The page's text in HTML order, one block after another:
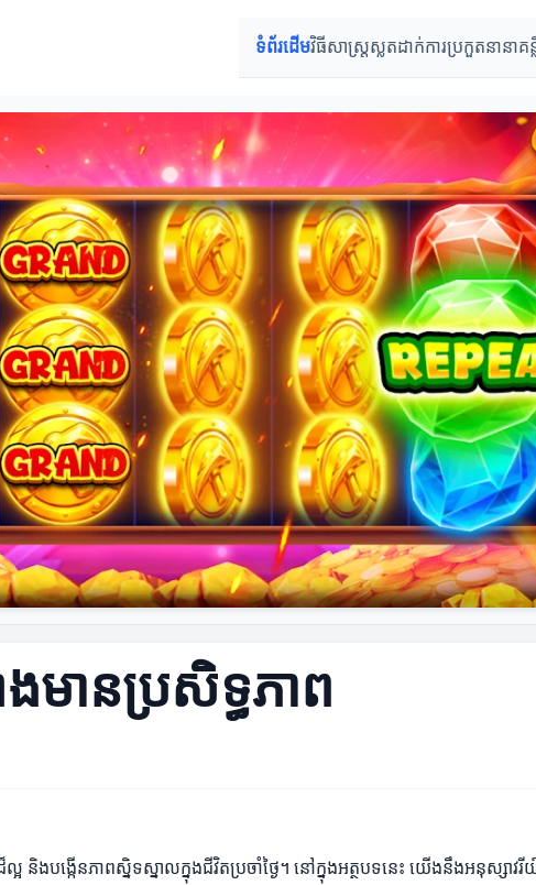
ទំព័រដើមវិធីសាស្រ្តស្លតដាក់ការប្រកួតនានាគ
មានប្រសិទ្ធភាព
ងបង្កើនភាពស្និទស្នាលក្នុងជីវិតប្រចាំថ្ងៃ។ នៅក្នុងអត្ថបទនេះ យើងនឹងអនុស្សាវរី